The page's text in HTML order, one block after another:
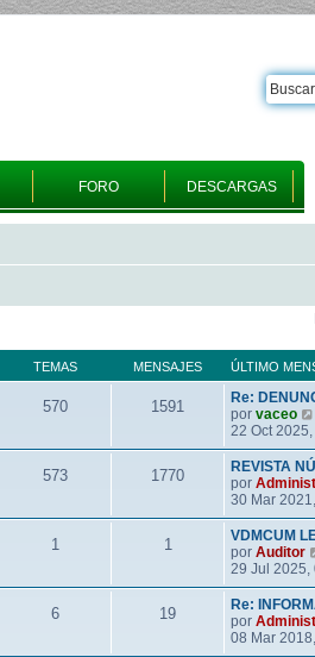
FORO DESCARGAS
TEMAS MENSAJES ÚLTIMO
570 1591
Re:
por vaceo
j
22 Oct
573 1770
REVISTA
por
30 Mar
1 1
VDMCUM
por Auditor
29 Jul 2025,
6 19
Re:
por
08 Mar